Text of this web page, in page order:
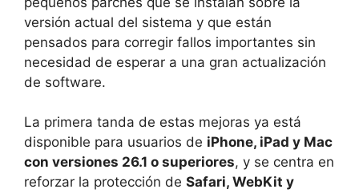
versión actual del sistema y que están
pensados para corregir fallos importantes sin
necesidad de esperar a una gran actualización
de software.
La primera tanda de estas mejoras ya está
disponible para usuarios de iPhone, iPad y Mac
con versiones 26.1 o superiores, y se centra en
reforzar la protección de Safari, WebKit y